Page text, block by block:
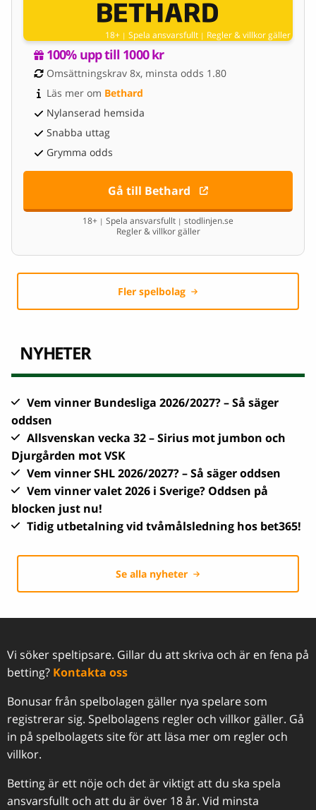
18+ | Spela ansvarsfullt | Regler & villkor gäller
100% upp till 1000 kr
Omsättningskrav 8x, minsta odds 1.80
Läs mer om Bethard
Nylanserad hemsida
Snabba uttag
Grymma odds
Gå till Bethard
18+ | Spela ansvarsfullt | stodlinjen.se
Regler & villkor gäller
Fler spelbolag
NYHETER
Vem vinner Bundesliga 2026/2027? – Så säger
oddsen
Allsvenskan vecka 32 – Sirius mot jumbon och
Djurgården mot VSK
Vem vinner SHL 2026/2027? – Så säger oddsen
Vem vinner valet 2026 i Sverige? Oddsen på
blocken just nu!
Tidig utbetalning vid tvåmålsledning hos bet365!
Se alla nyheter
Vi söker speltipsare. Gillar du att skriva och är en fena på
betting? Kontakta oss
Bonusar från spelbolagen gäller nya spelare som
registrerar sig. Spelbolagens regler och villkor gäller. Gå
in på spelbolagets site för att läsa mer om regler och
villkor.
Betting är ett nöje och det är viktigt att du ska spela
ansvarsfullt och att du är över 18 år. Vid minsta